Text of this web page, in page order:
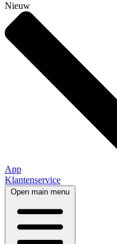
Nieuw
App
Klantenservice
Open main menu